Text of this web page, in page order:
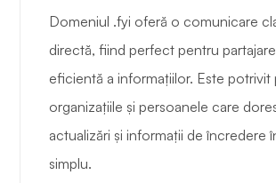
Domeniul .fyi oferă o comunicare
directă, fiind perfect pentru
eficientă a informațiilor. Este potrivit
organizațiile și persoanele care
actualizări și informații de încredere
simplu.